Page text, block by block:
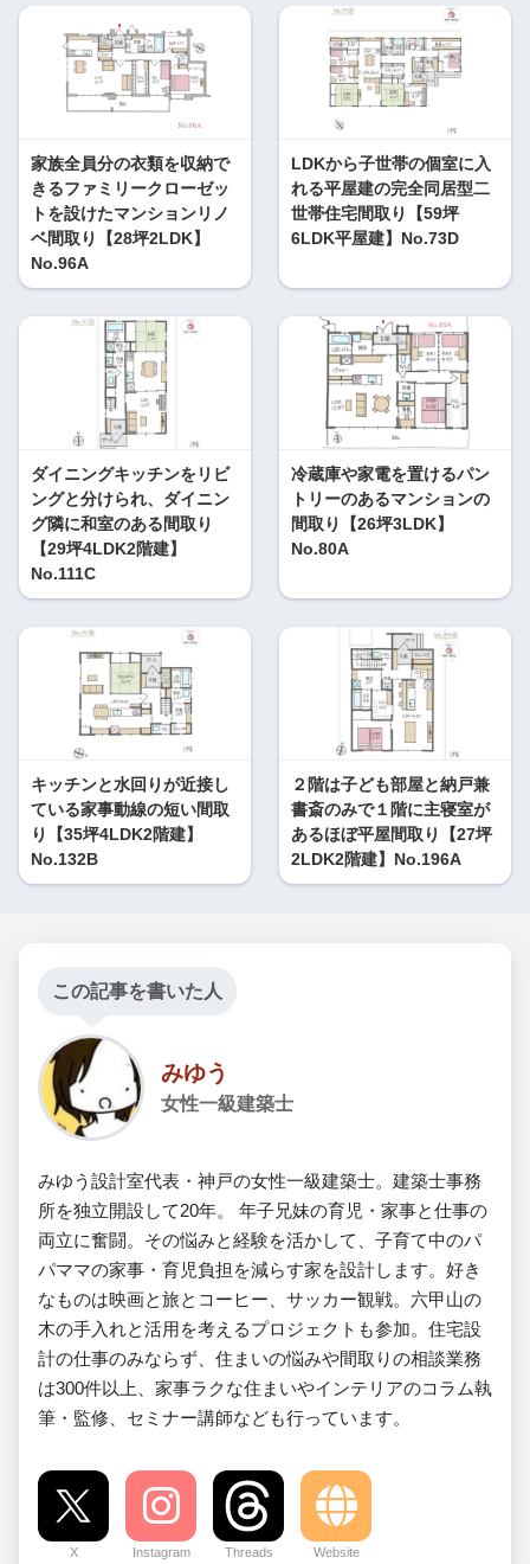
家族全員分の衣類を収納で
きるファミリークローゼッ
トを設けたマンションリノ
ベ間取り【28坪2LDK】
No.96A
LDKから子世帯の個室に入
れる平屋建の完全同居型二
世帯住宅間取り【59坪
6LDK平屋建】No.73D
ダイニングキッチンをリビ
ングと分けられ、ダイニン
グ隣に和室のある間取り
【29坪4LDK2階建】
No.111C
冷蔵庫や家電を置けるパン
トリーのあるマンションの
間取り【26坪3LDK】
No.80A
キッチンと水回りが近接し
ている家事動線の短い間取
り【35坪4LDK2階建】
No.132B
２階は子ども部屋と納戸兼
書斎のみで１階に主寝室が
あるほぼ平屋間取り【27坪
2LDK2階建】No.196A
この記事を書いた人
みゆう
女性一級建築士
みゆう設計室代表・神戸の女性一級建築士。建築士事務
所を独立開設して20年。 年子兄妹の育児・家事と仕事の
両立に奮闘。その悩みと経験を活かして、子育て中のパ
パママの家事・育児負担を減らす家を設計します。好き
なものは映画と旅とコーヒー、サッカー観戦。六甲山の
木の手入れと活用を考えるプロジェクトも参加。住宅設
計の仕事のみならず、住まいの悩みや間取りの相談業務
は300件以上、家事ラクな住まいやインテリアのコラム執
筆・監修、セミナー講師なども行っています。
X Instagram Threads Website